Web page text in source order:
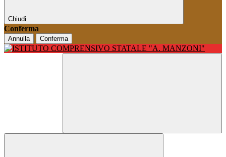
Chiudi
Conferma
Annulla Conferma